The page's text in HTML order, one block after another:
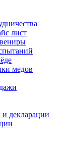
лист
медов
декларации